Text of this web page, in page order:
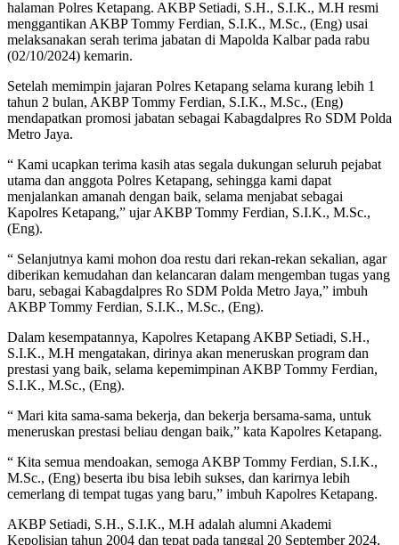
halaman Polres Ketapang. AKBP Setiadi, S.H., S.I.K., M.H resmi
menggantikan AKBP Tommy Ferdian, S.I.K., M.Sc., (Eng) usai
melaksanakan serah terima jabatan di Mapolda Kalbar pada rabu
(02/10/2024) kemarin.
Setelah memimpin jajaran Polres Ketapang selama kurang lebih 1
tahun 2 bulan, AKBP Tommy Ferdian, S.I.K., M.Sc., (Eng)
mendapatkan promosi jabatan sebagai Kabagdalpres Ro SDM Polda
Metro Jaya.
“ Kami ucapkan terima kasih atas segala dukungan seluruh pejabat
utama dan anggota Polres Ketapang, sehingga kami dapat
menjalankan amanah dengan baik, selama menjabat sebagai
Kapolres Ketapang,” ujar AKBP Tommy Ferdian, S.I.K., M.Sc.,
(Eng).
“ Selanjutnya kami mohon doa restu dari rekan-rekan sekalian, agar
diberikan kemudahan dan kelancaran dalam mengemban tugas yang
baru, sebagai Kabagdalpres Ro SDM Polda Metro Jaya,” imbuh
AKBP Tommy Ferdian, S.I.K., M.Sc., (Eng).
Dalam kesempatannya, Kapolres Ketapang AKBP Setiadi, S.H.,
S.I.K., M.H mengatakan, dirinya akan meneruskan program dan
prestasi yang baik, selama kepemimpinan AKBP Tommy Ferdian,
S.I.K., M.Sc., (Eng).
“ Mari kita sama-sama bekerja, dan bekerja bersama-sama, untuk
meneruskan prestasi beliau dengan baik,” kata Kapolres Ketapang.
“ Kita semua mendoakan, semoga AKBP Tommy Ferdian, S.I.K.,
M.Sc., (Eng) beserta ibu bisa lebih sukses, dan karirnya lebih
cemerlang di tempat tugas yang baru,” imbuh Kapolres Ketapang.
AKBP Setiadi, S.H., S.I.K., M.H adalah alumni Akademi
Kepolisian tahun 2004 dan tepat pada tanggal 20 September 2024,